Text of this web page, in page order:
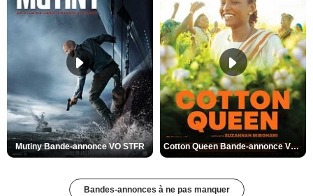
Mutiny Bande-annonce VO STFR Cotton Queen Bande-annonce VO STFR
Bandes-annonces à ne pas manquer